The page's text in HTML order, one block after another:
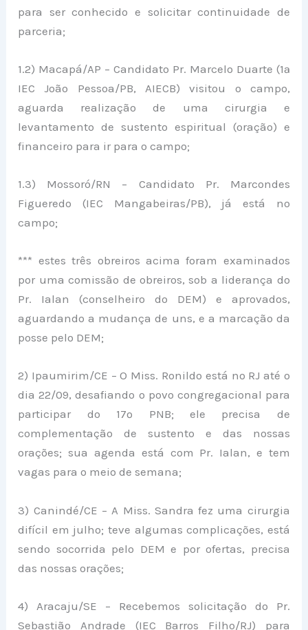
para ser conhecido e solicitar continuidade de
parceria;
1.2) Macapá/AP – Candidato Pr. Marcelo Duarte (1ª
IEC João Pessoa/PB, AIECB) visitou o campo,
aguarda realização de uma cirurgia e
levantamento de sustento espiritual (oração) e
financeiro para ir para o campo;
1.3) Mossoró/RN – Candidato Pr. Marcondes
Figueredo (IEC Mangabeiras/PB), já está no
campo;
*** estes três obreiros acima foram examinados
por uma comissão de obreiros, sob a liderança do
Pr. Ialan (conselheiro do DEM) e aprovados,
aguardando a mudança de uns, e a marcação da
posse pelo DEM;
2) Ipaumirim/CE – O Miss. Ronildo está no RJ até o
dia 22/09, desafiando o povo congregacional para
participar do 17º PNB; ele precisa de
complementação de sustento e das nossas
orações; sua agenda está com Pr. Ialan, e tem
vagas para o meio de semana;
3) Canindé/CE – A Miss. Sandra fez uma cirurgia
difícil em julho; teve algumas complicações, está
sendo socorrida pelo DEM e por ofertas, precisa
das nossas orações;
4) Aracaju/SE – Recebemos solicitação do Pr.
Sebastião Andrade (IEC Barros Filho/RJ) para